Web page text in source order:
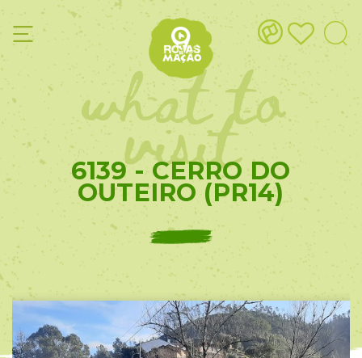
what to
visit
6139 - CERRO DO
OUTEIRO (PR14)